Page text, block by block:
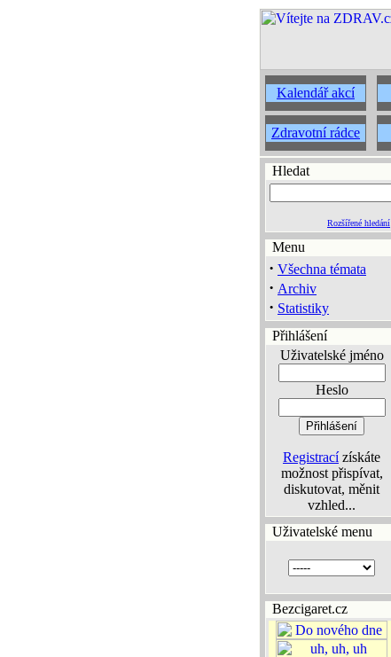
Kalendář akcí
Zdravotní rádce
Hledat
Rozšířené hledání
Menu
· Všechna témata
· Archiv
· Statistiky
Přihlášení
Uživatelské jméno
Heslo
Registracízískáte
možnost přispívat,
diskutovat, měnit
vzhled...
Uživatelské menu
Bezcigaret.cz